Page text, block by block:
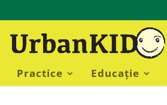
Practice Educație